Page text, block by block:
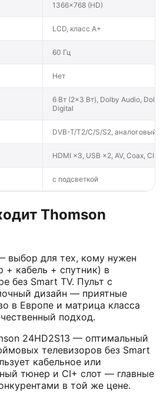
1366×768 (HD)
LCD, класс A+
60 Гц
Нет
6 Вт (2×3 Вт), Dolby Audio,
Digital
DVB-T/T2/C/S/S2, аналоговый
HDMI ×3, USB ×2, AV, Coax, CI+
с подсветкой
Thomson
выбор для тех, кому нужен
кабель + спутник) в
без Smart TV. Пульт с
дизайн — приятные
в Европе и матрица класса
подход.
24HD2S13 — оптимальный
телевизоров без Smart
кабельное или
тюнер и CI+ слот — главные
в той же цене.